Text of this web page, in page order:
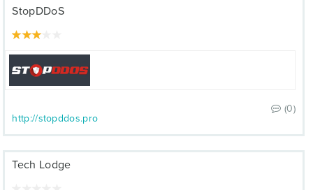
StopDDoS
(0)
http://stopddos.pro
Tech Lodge